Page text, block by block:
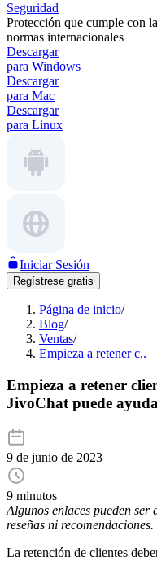
Seguridad
Protección que cumple con
normas internacionales
Descargar
para Windows
Descargar
para Mac
Descargar
para Linux
Iniciar Sesión
Regístrese gratis
Página de inicio/
Blog/
Ventas/
Empieza a retener c..
Empieza a retener
JivoChat puede
9 de junio de 2023
9 minutos
Algunos enlaces pueden ser
reseñas ni recomendaciones.
La retención de clientes